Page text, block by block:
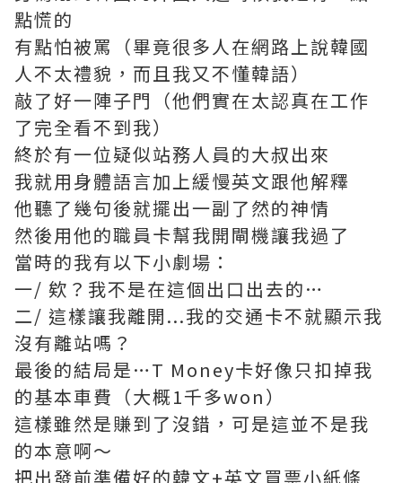
點慌的
有點怕被罵（畢竟很多人在網路上說韓國
人不太禮貌，而且我又不懂韓語）
敲了好一陣子門（他們實在太認真在工作
了完全看不到我）
終於有一位疑似站務人員的大叔出來
我就用身體語言加上緩慢英文跟他解釋
他聽了幾句後就擺出一副了然的神情
然後用他的職員卡幫我開閘機讓我過了
當時的我有以下小劇場：
一/ 欸？我不是在這個出口出去的…
二/ 這樣讓我離開...我的交通卡不就顯示我
沒有離站嗎？
最後的結局是…T Money卡好像只扣掉我
的基本車費（大概1千多won）
這樣雖然是賺到了沒錯，可是這並不是我
的本意啊～
把出發前準備好的韓文+英文買票小紙條